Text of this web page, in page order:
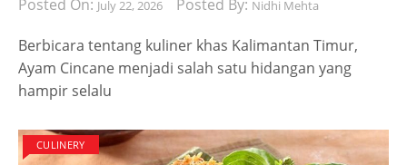
Posted On: July 22, 2026 Posted By: Nidhi Mehta
Berbicara tentang kuliner khas Kalimantan Timur,
Ayam Cincane menjadi salah satu hidangan yang
hampir selalu
CULINERY